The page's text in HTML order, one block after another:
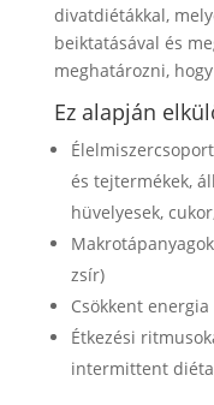
divatdiétákkal,
beiktatásával és
meghatározni,
Ez alapján
és tejtermékek,
hüvelyesek,
zsír)
Csökkent
Étkezési
intermittent